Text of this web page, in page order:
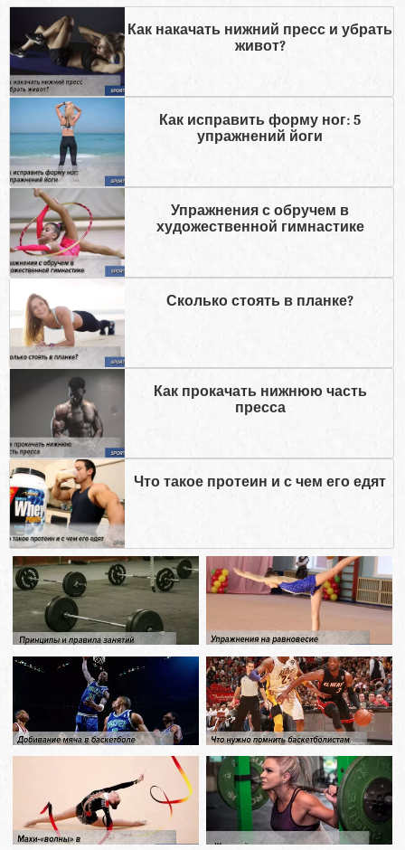
Как накачать нижний пресс и убрать
живот?
Как исправить форму ног: 5
упражнений йоги
Упражнения с обручем в
художественной гимнастике
Сколько стоять в планке?
Как прокачать нижнюю часть
пресса
Что такое протеин и с чем его едят